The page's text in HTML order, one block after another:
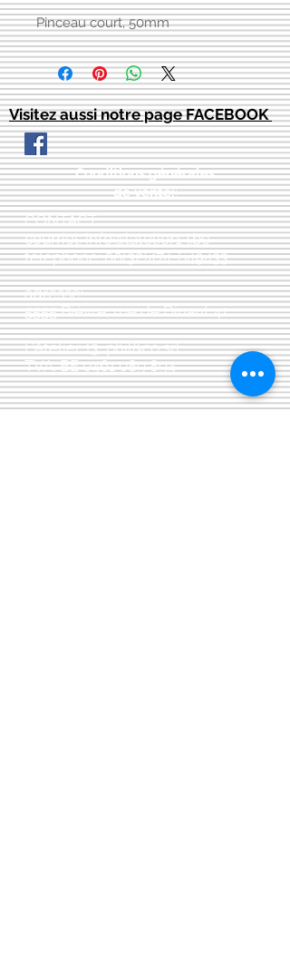
Pinceau court, 50mm
Visitez aussi notre page FACEBOOK
Conditions générales
de vente::
CONTACT:
courriel:info@latelier13.be
téléphone:00(32)474-649433
adresse:
5555 Bièvre, rue de Dinant 41
L'Atelier 13, phil&co srl
TVA: BE0461 089 894